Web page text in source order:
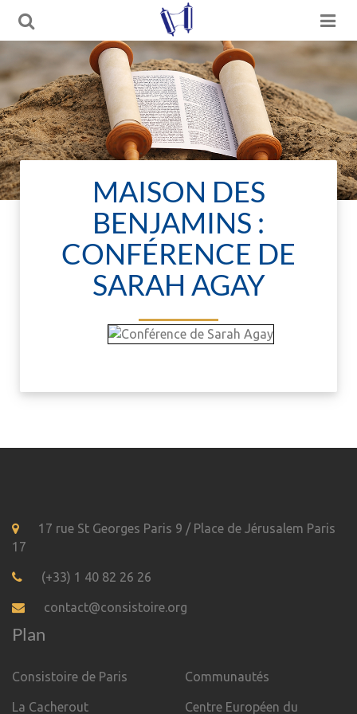
MAISON DES
BENJAMINS :
CONFÉRENCE DE
SARAH AGAY
17 rue St Georges Paris 9 / Place de Jérusalem Paris
17
(+33) 1 40 82 26 26
contact@consistoire.org
Plan
Consistoire de Paris
La Cacherout
Communautés
Centre Européen du